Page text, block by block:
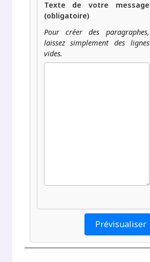
Texte de votre message
(obligatoire)
Pour créer des paragraphes,
laissez simplement des lignes
vides.